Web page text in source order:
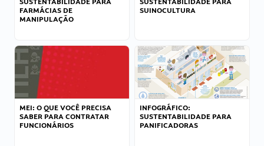
FARMÁCIAS DE
MANIPULAÇÃO
SUINOCULTURA
MEI: O QUE VOCÊ PRECISA
SABER PARA CONTRATAR
FUNCIONÁRIOS
INFOGRÁFICO:
SUSTENTABILIDADE PARA
PANIFICADORAS